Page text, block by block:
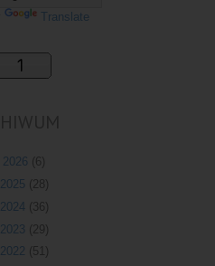
Translate
2026 (6)
2025 (28)
2024 (36)
2023 (29)
2022 (51)